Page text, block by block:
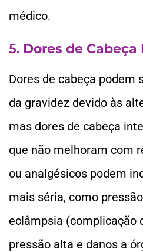
médico.
5. Dores de Cabeça
Dores de cabeça podem
da gravidez devido às
mas dores de cabeça
que não melhoram com
ou analgésicos podem
mais séria, como
eclâmpsia (complicação
pressão alta e danos a